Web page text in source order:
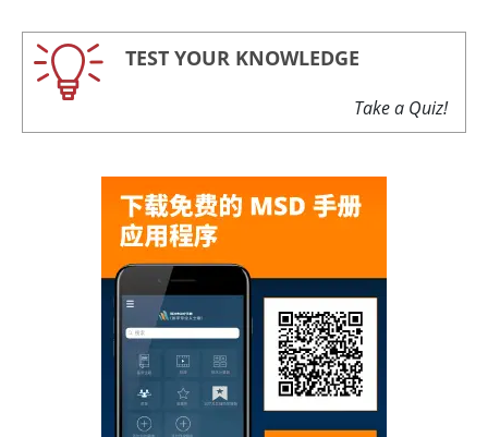
TEST YOUR KNOWLEDGE
Take a Quiz!